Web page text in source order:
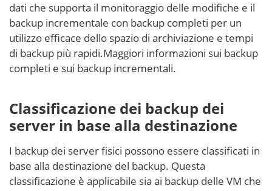
dati che supporta il monitoraggio delle modifiche e il
backup incrementale con backup completi per un
utilizzo efficace dello spazio di archiviazione e tempi
di backup più rapidi.Maggiori informazioni sui backup
completi e sui backup incrementali.
Classificazione dei backup dei
server in base alla destinazione
I backup dei server fisici possono essere classificati in
base alla destinazione del backup. Questa
classificazione è applicabile sia ai backup delle VM che